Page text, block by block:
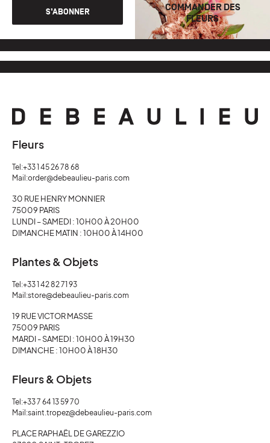
S’ABONNER
COMMANDER DES
FLEURS
Fleurs
Tel:+33 1 45 26 78 68
Mail:order@debeaulieu-paris.com
30 RUE HENRY MONNIER
75009 PARIS
LUNDI – SAMEDI : 10H00 À 20H00
DIMANCHE MATIN : 10H00 À 14H00
Plantes & Objets
Tel:+33 1 42 82 71 93
Mail:store@debeaulieu-paris.com
19 RUE VICTOR MASSE
75009 PARIS
MARDI - SAMEDI : 10H00 À 19H30
DIMANCHE : 10H00 À 18H30
Fleurs & Objets
Tel:+33 7 64 13 59 70
Mail:saint.tropez@debeaulieu-paris.com
PLACE RAPHAËL DE GAREZZIO